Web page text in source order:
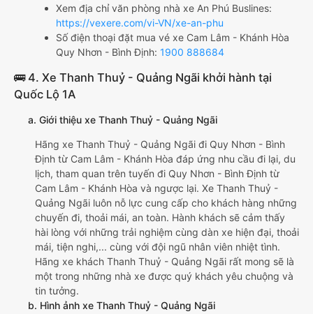
Xem địa chỉ văn phòng nhà xe An Phú Buslines:
https://vexere.com/vi-VN/xe-an-phu
Số điện thoại đặt mua vé xe Cam Lâm - Khánh Hòa
Quy Nhơn - Bình Định: 1900 888684
🚌 4. Xe Thanh Thuỷ - Quảng Ngãi khởi hành tại
Quốc Lộ 1A
a. Giới thiệu xe Thanh Thuỷ - Quảng Ngãi
Hãng xe Thanh Thuỷ - Quảng Ngãi đi Quy Nhơn - Bình
Định từ Cam Lâm - Khánh Hòa đáp ứng nhu cầu đi lại, du
lịch, tham quan trên tuyến đi Quy Nhơn - Bình Định từ
Cam Lâm - Khánh Hòa và ngược lại. Xe Thanh Thuỷ -
Quảng Ngãi luôn nỗ lực cung cấp cho khách hàng những
chuyến đi, thoải mái, an toàn. Hành khách sẽ cảm thấy
hài lòng với những trải nghiệm cùng dàn xe hiện đại, thoải
mái, tiện nghi,... cùng với đội ngũ nhân viên nhiệt tình.
Hãng xe khách Thanh Thuỷ - Quảng Ngãi rất mong sẽ là
một trong những nhà xe được quý khách yêu chuộng và
tin tưởng.
b. Hình ảnh xe Thanh Thuỷ - Quảng Ngãi